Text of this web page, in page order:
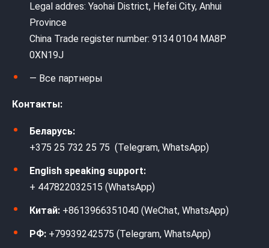
Legal addres: Yaohai District, Hefei City, Anhui
Province
China Trade register number: 9134 0104 MA8P
0XN19J
— Все партнеры
Контакты:
Беларусь:
+375 25 732 25 75 (Telegram, WhatsApp)
English speaking support:
+ 447822032515 (WhatsApp)
Китай: +8613966351040 (WeChat, WhatsApp)
РФ: +79939242575 (Telegram, WhatsApp)